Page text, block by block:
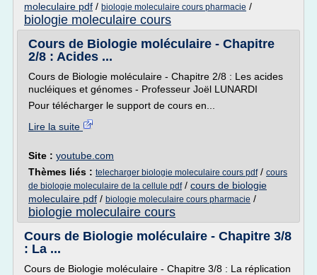
moleculaire pdf / biologie moleculaire cours pharmacie /
biologie moleculaire cours
Cours de Biologie moléculaire - Chapitre
2/8 : Acides ...
Cours de Biologie moléculaire - Chapitre 2/8 : Les acides
nucléiques et génomes - Professeur Joël LUNARDI
Pour télécharger le support de cours en...
Lire la suite
Site : youtube.com
Thèmes liés : telecharger biologie moleculaire cours pdf/ cours
de biologie moleculaire de la cellule pdf/ cours de biologie
moleculaire pdf / biologie moleculaire cours pharmacie /
biologie moleculaire cours
Cours de Biologie moléculaire - Chapitre 3/8
: La ...
Cours de Biologie moléculaire - Chapitre 3/8 : La réplication